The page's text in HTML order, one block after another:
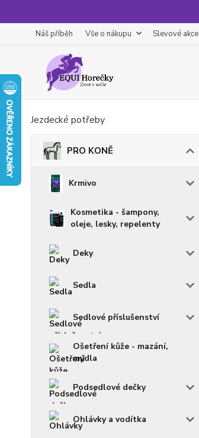
Náš příběh Vše o nákupu Slevové akce
Jezdecké potřeby
PRO KONĚ
Krmivo
Kosmetika - šampony,
oleje, lesky, repelenty
Deky
Sedla
Sedlové příslušenství
Ošetření kůže - mazání,
mýdla
Podsedlové dečky
Ohlávky a vodítka